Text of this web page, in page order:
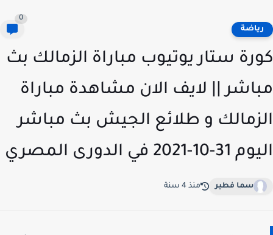
ستار يوتيوب مباراة الزمالك بث
|| لايف الان مشاهدة مباراة
و طلائع الجيش بث مباشر
2021 في الدورى المصري
سما فطير منذ 4 سنة